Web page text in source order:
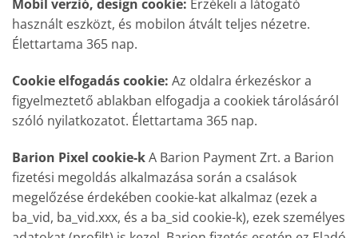
Mobil verzió, design cookie: Érzékeli a látogató
használt eszközt, és mobilon átvált teljes nézetre.
Élettartama 365 nap.
Cookie elfogadás cookie: Az oldalra érkezéskor a
figyelmeztető ablakban elfogadja a cookiek tárolásáról
szóló nyilatkozatot. Élettartama 365 nap.
Barion Pixel cookie-kA Barion Payment Zrt. a Barion
fizetési megoldás alkalmazása során a csalások
megelőzése érdekében cookie-kat alkalmaz (ezek a
ba_vid, ba_vid.xxx, és a ba_sid cookie-k), ezek személyes